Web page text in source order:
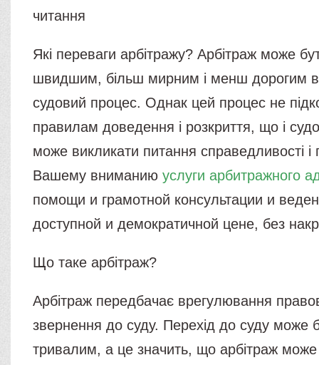
читання
Які переваги арбітражу? Арбітраж може
швидшим, більш мирним і менш дорогим
судовий процес. Однак цей процес не
правилам доведення і розкриття, що і
може викликати питання справедливості і
Вашему вниманиюуслуги арбитражного
помощи и грамотной консультации и
доступной и демократичной цене, без
Що таке арбітраж?
Арбітраж передбачає врегулювання
звернення до суду. Перехід до суду може
тривалим, а це значить, що арбітраж може